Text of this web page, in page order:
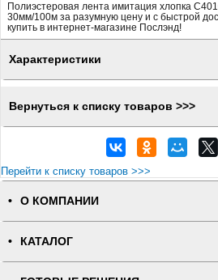
Полиэстеровая лента имитация хлопка
30мм/100м за разумную цену и с быстрой
купить в интернет-магазине Послэнд!
Характеристики
Вернуться к списку товаров >>>
Перейти к списку товаров >>>
О КОМПАНИИ
КАТАЛОГ